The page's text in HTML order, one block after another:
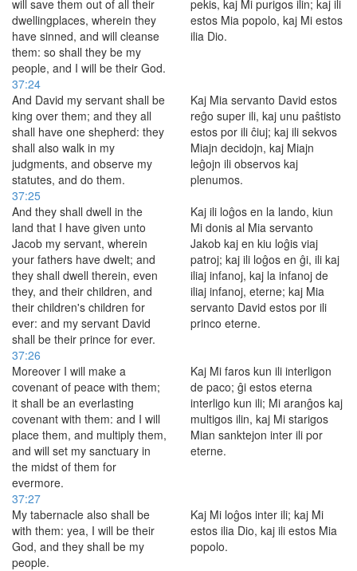
will save them out of all their
dwellingplaces, wherein they
have sinned, and will cleanse
them: so shall they be my
people, and I will be their God.
pekis, kaj Mi purigos ilin; kaj ili
estos Mia popolo, kaj Mi estos
ilia Dio.
37:24
And David my servant shall be
king over them; and they all
shall have one shepherd: they
shall also walk in my
judgments, and observe my
statutes, and do them.
Kaj Mia servanto David estos
reĝo super ili, kaj unu paŝtisto
estos por ili ĉiuj; kaj ili sekvos
Miajn decidojn, kaj Miajn
leĝojn ili observos kaj
plenumos.
37:25
And they shall dwell in the
land that I have given unto
Jacob my servant, wherein
your fathers have dwelt; and
they shall dwell therein, even
they, and their children, and
their children's children for
ever: and my servant David
shall be their prince for ever.
Kaj ili loĝos en la lando, kiun
Mi donis al Mia servanto
Jakob kaj en kiu loĝis viaj
patroj; kaj ili loĝos en ĝi, ili kaj
iliaj infanoj, kaj la infanoj de
iliaj infanoj, eterne; kaj Mia
servanto David estos por ili
princo eterne.
37:26
Moreover I will make a
covenant of peace with them;
it shall be an everlasting
covenant with them: and I will
place them, and multiply them,
and will set my sanctuary in
the midst of them for
evermore.
Kaj Mi faros kun ili interligon
de paco; ĝi estos eterna
interligo kun ili; Mi aranĝos kaj
multigos ilin, kaj Mi starigos
Mian sanktejon inter ili por
eterne.
37:27
My tabernacle also shall be
with them: yea, I will be their
God, and they shall be my
people.
Kaj Mi loĝos inter ili; kaj Mi
estos ilia Dio, kaj ili estos Mia
popolo.